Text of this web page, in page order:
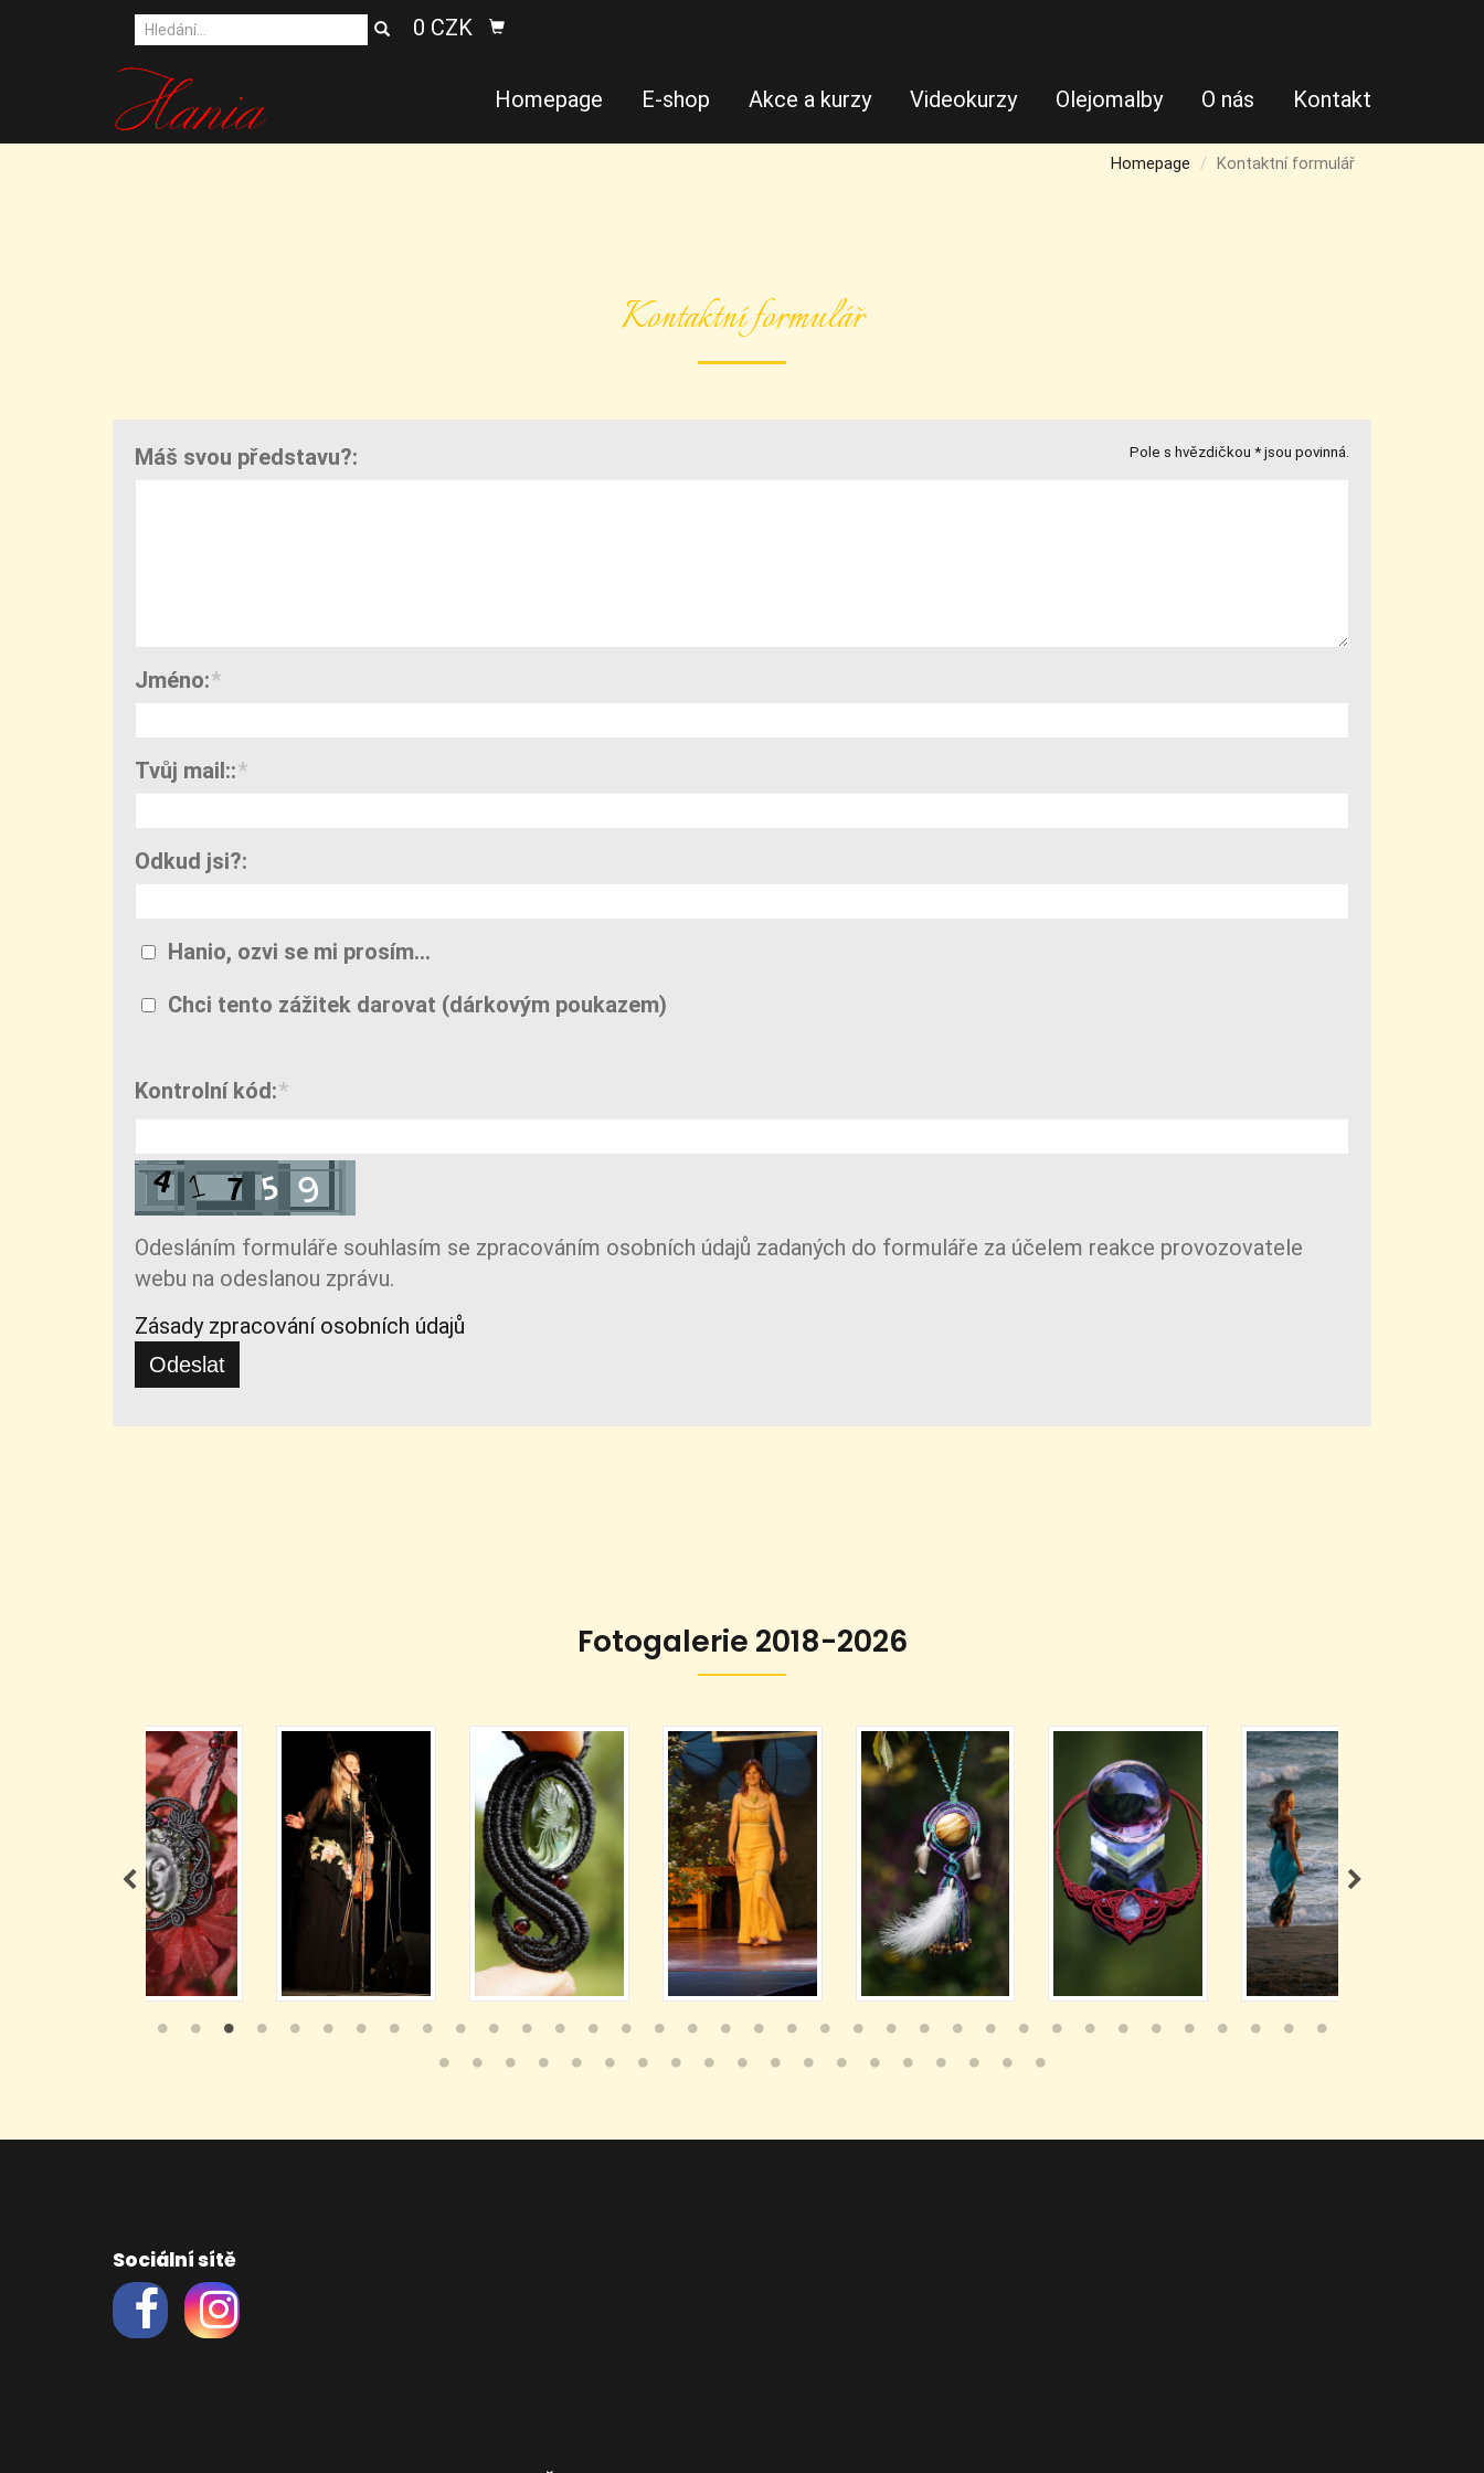
0 CZK
Homepage E-shop Akce a kurzy Videokurzy Olejomalby O nás Kontakt
Homepage Kontaktní formulář
Kontaktní formulář
Pole s hvězdičkou * jsou povinná.
Máš svou představu?:
*
Jméno:
*
Tvůj mail::
Odkud jsi?:
Hanio, ozvi se mi prosím...
Chci tento zážitek darovat (dárkovým poukazem)
*
Kontrolní kód:
Odesláním formuláře souhlasím se zpracováním osobních údajů zadaných do formuláře za účelem reakce provozovatele
webu na odeslanou zprávu.
Zásady zpracování osobních údajů
Fotogalerie 2018-2026
Sociální sítě